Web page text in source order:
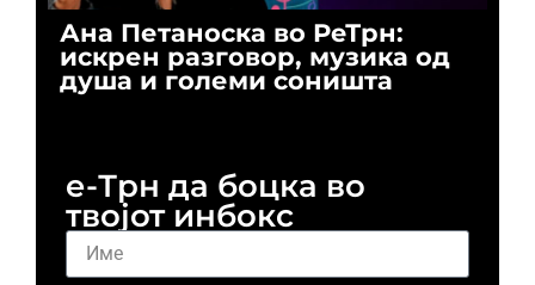
Ана Петаноска во РеТрн:
искрен разговор, музика од
душа и големи соништа
е-Трн да боцка во
твојот инбокс